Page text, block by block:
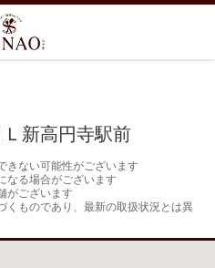
新高円寺駅前
きない可能性がございます
なる場合がございます
がございます
くものであり、最新の取扱状況とは異